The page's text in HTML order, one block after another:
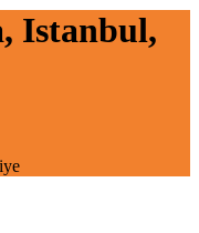
Istanbul,